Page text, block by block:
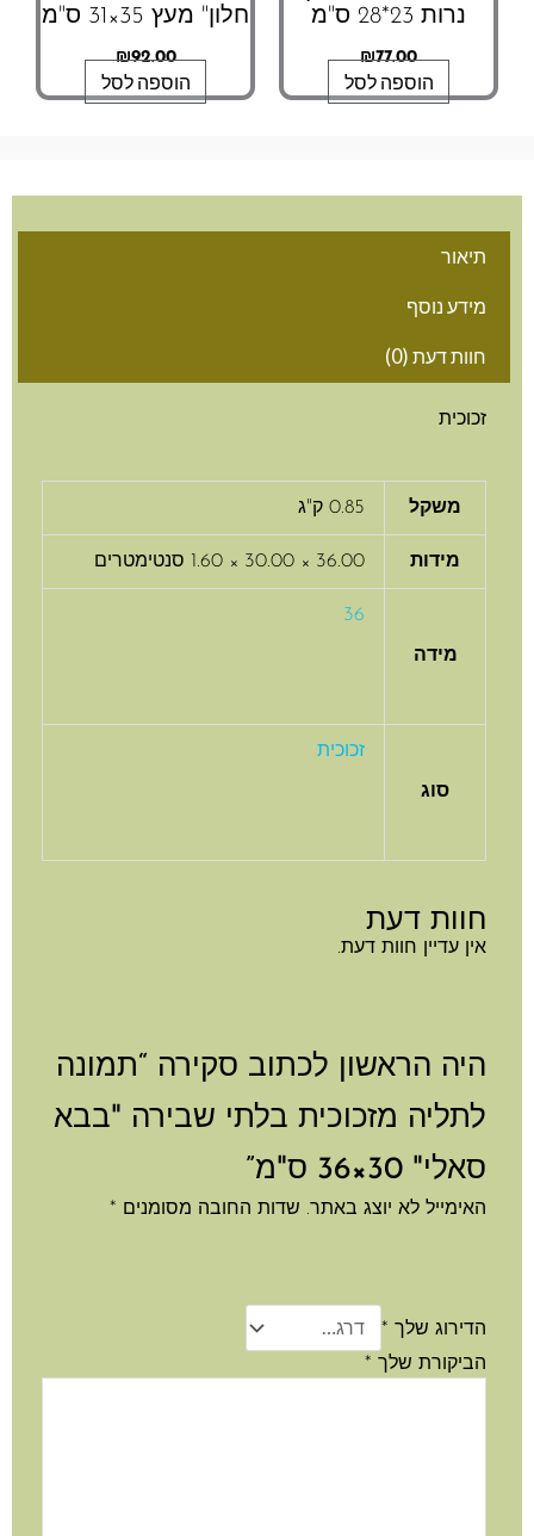
נרות 23*28 ס"מ
₪77.00
הוספה לסל
חלון" מעץ 35×31 ס"מ
₪92.00
הוספה לסל
תיאור
מידע נוסף
חוות דעת (0)
זכוכית
משקל 0.85 ק"ג
מידות 36.00 × 30.00 × 1.60 סנטימטרים
מידה
36
סוג
זכוכית
חוות דעת
אין עדיין חוות דעת.
היה הראשון לכתוב סקירה “תמונה
לתליה מזכוכית בלתי שבירה "בבא
סאלי" 30×36 ס"מ”
האימייל לא יוצג באתר. שדות החובה מסומנים *
הדירוג שלך *
הביקורת שלך *